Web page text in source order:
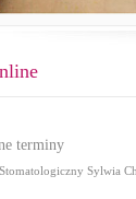
terminy
Sylwia